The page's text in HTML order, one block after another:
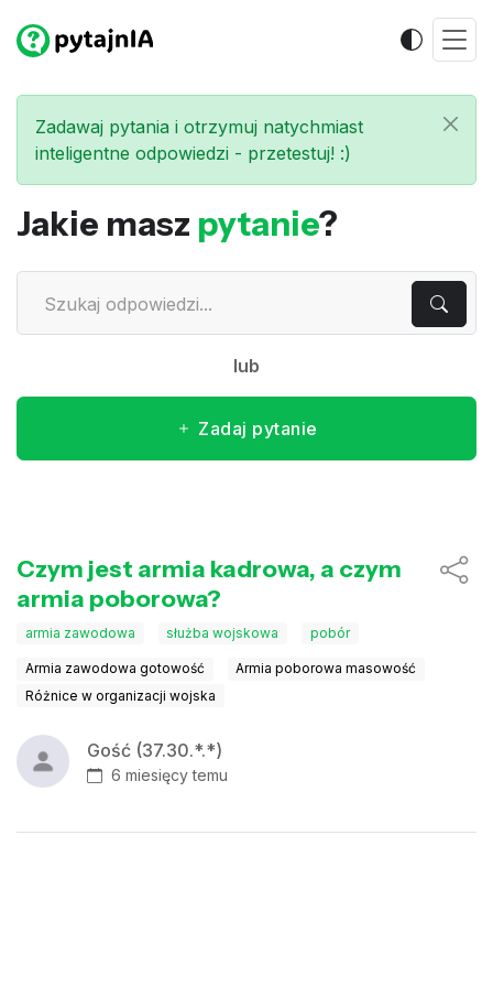
Zadawaj pytania i otrzymuj natychmiast
inteligentne odpowiedzi - przetestuj! :)
Jakie masz pytanie?
lub
Zadaj pytanie
Czym jest armia kadrowa, a czym
armia poborowa?
armia zawodowa służba wojskowa pobór
Armia zawodowa gotowość
Armia poborowa masowość
Różnice w organizacji wojska
Gość (37.30.*.*)
6 miesięcy temu